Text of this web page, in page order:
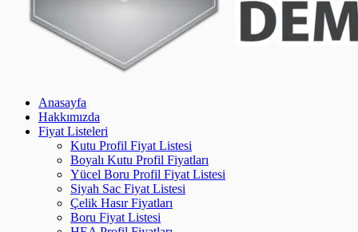
Anasayfa
Hakkımızda
Fiyat Listeleri
Kutu Profil Fiyat Listesi
Boyalı Kutu Profil Fiyatları
Yücel Boru Profil Fiyat Listesi
Siyah Sac Fiyat Listesi
Çelik Hasır Fiyatları
Boru Fiyat Listesi